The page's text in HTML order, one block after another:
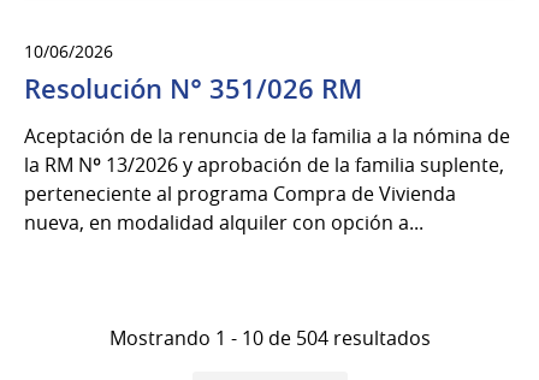
10/06/2026
Resolución N° 351/026 RM
Aceptación de la renuncia de la familia a la nómina de
la RM Nº 13/2026 y aprobación de la familia suplente,
perteneciente al programa Compra de Vivienda
nueva, en modalidad alquiler con opción a...
Mostrando 1 - 10 de 504 resultados